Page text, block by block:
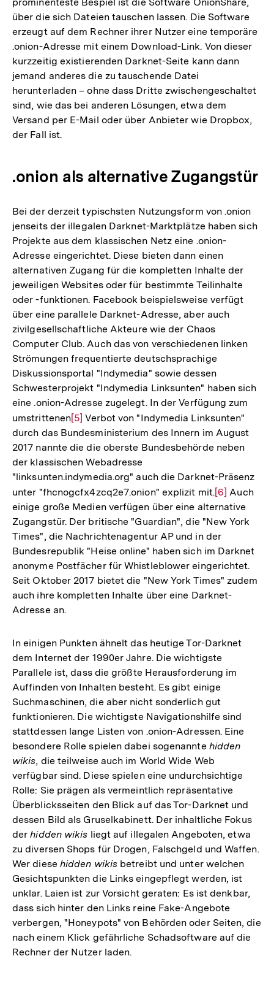
über die sich Dateien tauschen lassen. Die Software
erzeugt auf dem Rechner ihrer Nutzer eine temporäre
.onion-Adresse mit einem Download-Link. Von dieser
kurzzeitig existierenden Darknet-Seite kann dann
jemand anderes die zu tauschende Datei
herunterladen – ohne dass Dritte zwischengeschaltet
sind, wie das bei anderen Lösungen, etwa dem
Versand per E-Mail oder über Anbieter wie Dropbox,
der Fall ist.
.onion als alternative Zugangstür
Bei der derzeit typischsten Nutzungsform von .onion
jenseits der illegalen Darknet-Marktplätze haben sich
Projekte aus dem klassischen Netz eine .onion-
Adresse eingerichtet. Diese bieten dann einen
alternativen Zugang für die kompletten Inhalte der
jeweiligen Websites oder für bestimmte Teilinhalte
oder -funktionen. Facebook beispielsweise verfügt
über eine parallele Darknet-Adresse, aber auch
zivilgesellschaftliche Akteure wie der Chaos
Computer Club. Auch das von verschiedenen linken
Strömungen frequentierte deutschsprachige
Diskussionsportal "Indymedia" sowie dessen
Schwesterprojekt "Indymedia Linksunten" haben sich
eine .onion-Adresse zugelegt. In der Verfügung zum
umstrittenenZur
Auflösung
der
Fußnote
[5] Verbot von "Indymedia Linksunten"
durch das Bundesministerium des Innern im August
2017 nannte die die oberste Bundesbehörde neben
der klassischen Webadresse
"linksunten.indymedia.org" auch die Darknet-Präsenz
unter "fhcnogcfx4zcq2e7.onion" explizit mit.Zur
Auflösung
der
Fußnote
[6] Auch
einige große Medien verfügen über eine alternative
Zugangstür. Der britische "Guardian", die "New York
Times", die Nachrichtenagentur AP und in der
Bundesrepublik "Heise online" haben sich im Darknet
anonyme Postfächer für Whistleblower eingerichtet.
Seit Oktober 2017 bietet die "New York Times" zudem
auch ihre kompletten Inhalte über eine Darknet-
Adresse an.
In einigen Punkten ähnelt das heutige Tor-Darknet
dem Internet der 1990er Jahre. Die wichtigste
Parallele ist, dass die größte Herausforderung im
Auffinden von Inhalten besteht. Es gibt einige
Suchmaschinen, die aber nicht sonderlich gut
funktionieren. Die wichtigste Navigationshilfe sind
stattdessen lange Listen von .onion-Adressen. Eine
besondere Rolle spielen dabei sogenannte hidden
wikis, die teilweise auch im World Wide Web
verfügbar sind. Diese spielen eine undurchsichtige
Rolle: Sie prägen als vermeintlich repräsentative
Überblicksseiten den Blick auf das Tor-Darknet und
dessen Bild als Gruselkabinett. Der inhaltliche Fokus
derhidden wikis liegt auf illegalen Angeboten, etwa
zu diversen Shops für Drogen, Falschgeld und Waffen.
Wer diese hidden wikis betreibt und unter welchen
Gesichtspunkten die Links eingepflegt werden, ist
unklar. Laien ist zur Vorsicht geraten: Es ist denkbar,
dass sich hinter den Links reine Fake-Angebote
verbergen, "Honeypots" von Behörden oder Seiten, die
nach einem Klick gefährliche Schadsoftware auf die
Rechner der Nutzer laden.